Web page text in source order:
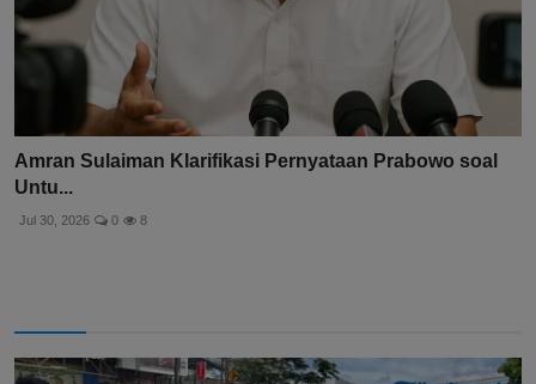
Amran Sulaiman Klarifikasi Pernyataan Prabowo soal
Untu...
Jul 30, 2026 0 8